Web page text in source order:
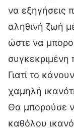
να εξηγήσεις
αληθινή ζωή
ώστε να
συγκεκριμένη
Γιατί το
χαμηλή
Θα μπορούσε
καθόλου